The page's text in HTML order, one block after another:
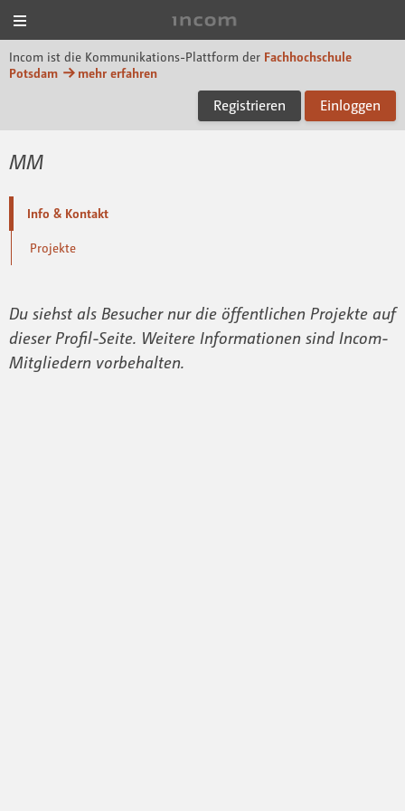
Incom ist die Kommunikations-Plattform der Fachhochschule
Potsdam
mehr erfahren
Registrieren Einloggen
MM
Info & Kontakt
Projekte
Du siehst als Besucher nur die öffentlichen Projekte auf
dieser Profil-Seite. Weitere Informationen sind Incom-
Mitgliedern vorbehalten.